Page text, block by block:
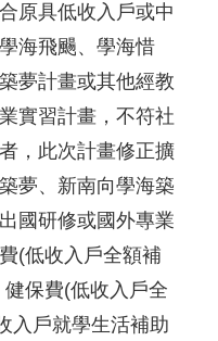
原具低收入戶或中
海飛颺、學海惜
夢計畫或其他經教
實習計畫，不符社
，此次計畫修正擴
夢、新南向學海築
國研修或國外專業
(低收入戶全額補
保費(低收入戶全
入戶就學生活補助